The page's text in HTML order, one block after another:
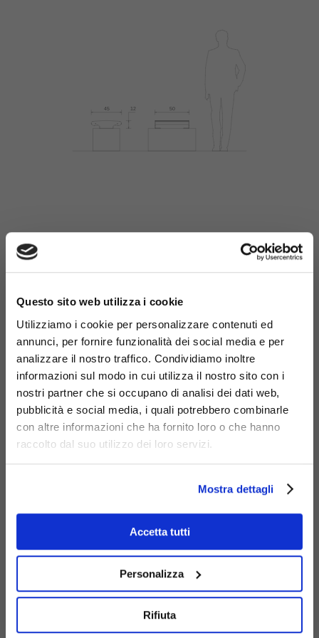
Questo sito web utilizza i cookie
Utilizziamo i cookie per personalizzare contenuti ed
annunci, per fornire funzionalità dei social media e per
analizzare il nostro traffico. Condividiamo inoltre
informazioni sul modo in cui utilizza il nostro sito con i
nostri partner che si occupano di analisi dei dati web,
pubblicità e social media, i quali potrebbero combinarle
con altre informazioni che ha fornito loro o che hanno
raccolto dal suo utilizzo dei loro servizi.
Mostra dettagli
Accetta tutti
Personalizza
Rifiuta
Materiali
Acciaio
zincato
Ecco un'area
selezione di
per arricchire e
Seduta
Panama
singola con
schienale da
muretto
602-S